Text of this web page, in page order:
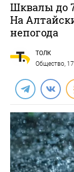
Шквалы до
На
непогода
ТОЛК
Общество,